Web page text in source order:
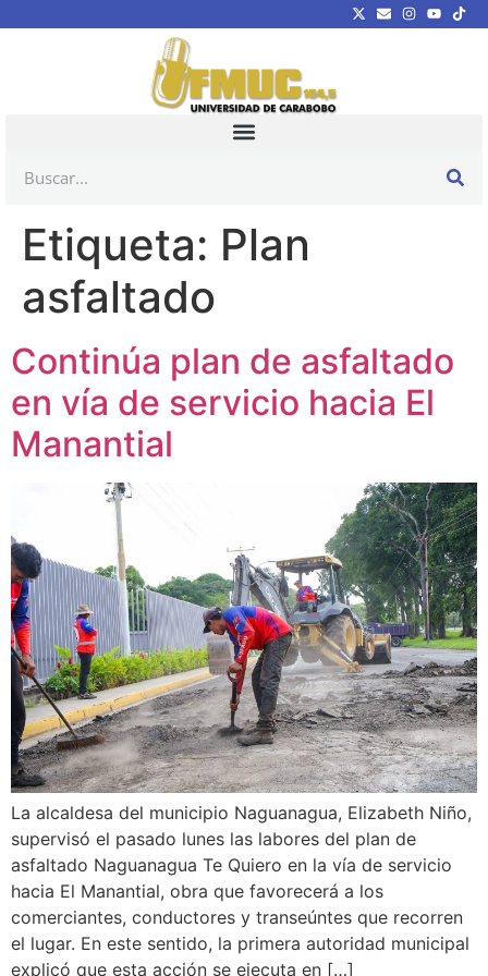
Etiqueta: Plan
asfaltado
Continúa plan de asfaltado
en vía de servicio hacia El
Manantial
La alcaldesa del municipio Naguanagua, Elizabeth Niño,
supervisó el pasado lunes las labores del plan de
asfaltado Naguanagua Te Quiero en la vía de servicio
hacia El Manantial, obra que favorecerá a los
comerciantes, conductores y transeúntes que recorren
el lugar. En este sentido, la primera autoridad municipal
explicó que esta acción se ejecuta en […]